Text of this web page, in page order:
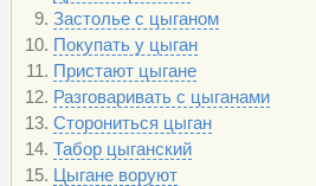
Застолье с цыганом
Покупать у цыган
Пристают цыгане
Разговаривать с цыганами
Сторониться цыган
Табор цыганский
Цыгане воруют